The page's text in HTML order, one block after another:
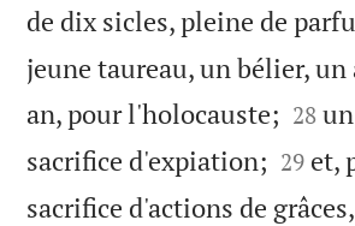
de dix sicles, pleine de
jeune taureau, un bélier, un
an, pour l'holocauste; 

28
sacrifice d'expiation; 

29 et,
sacrifice d'actions de